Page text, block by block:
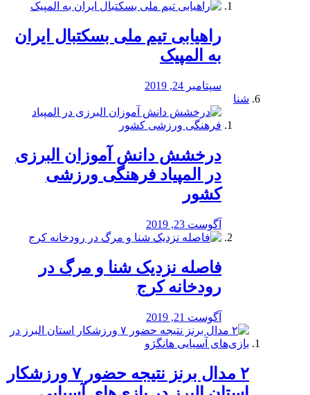
راهیابی تیم ملی بسکتبال ایران
به المپیک
سپتامبر 24, 2019
شنا
درخشش دانش آموزان البرزی
در المپیاد فرهنگی ورزشی
کشور
آگوست 23, 2019
️فاصله نزدیک شنا و مرگ در
رودخانه کرج
آگوست 21, 2019
۲ مدال برنز نتیجه حضور ۷ ورزشکار